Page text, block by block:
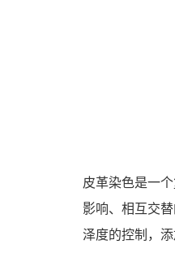
皮革染色是一
影响、相互交
泽度的控制，